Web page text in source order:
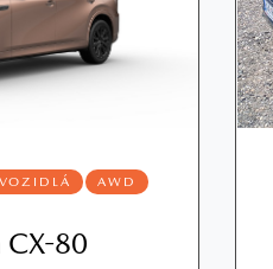
AWD
CX-80